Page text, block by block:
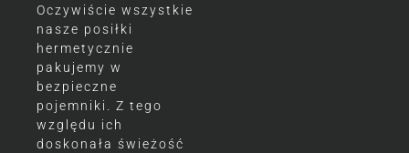
Oczywiście wszystkie
nasze posiłki
hermetycznie
pakujemy w
bezpieczne
pojemniki. Z tego
względu ich
doskonała świeżość